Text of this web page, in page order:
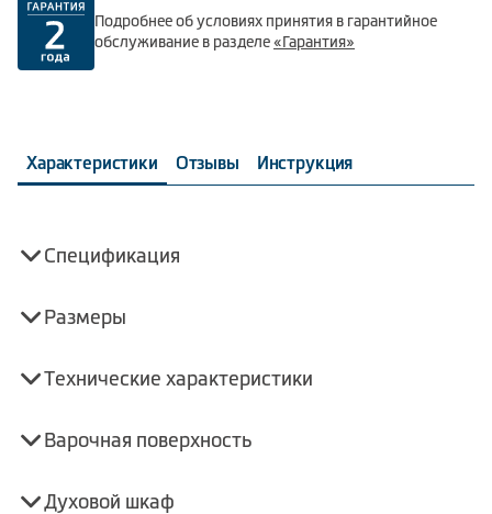
Подробнее об условиях принятия в гарантийное
обслуживание в разделе«Гарантия»
Характеристики Отзывы Инструкция
Спецификация
Размеры
Технические характеристики
Варочная поверхность
Духовой шкаф